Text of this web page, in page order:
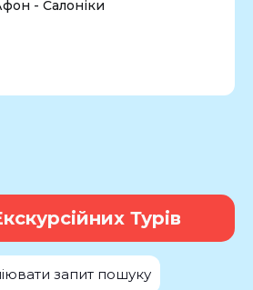
- Салоніки
Турів
запит пошуку